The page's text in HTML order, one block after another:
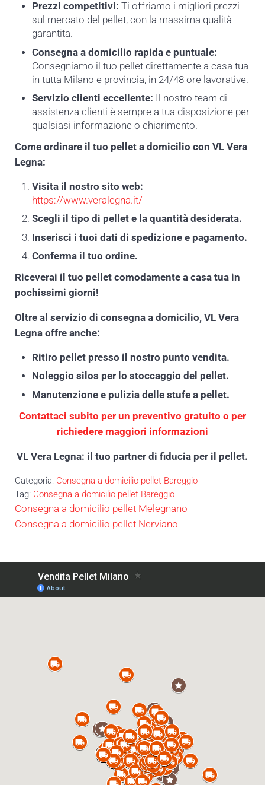
Prezzi competitivi: Ti offriamo i migliori prezzi
sul mercato del pellet, con la massima qualità
garantita.
Consegna a domicilio rapida e puntuale:
Consegniamo il tuo pellet direttamente a casa tua
in tutta Milano e provincia, in 24/48 ore lavorative.
Servizio clienti eccellente: Il nostro team di
assistenza clienti è sempre a tua disposizione per
qualsiasi informazione o chiarimento.
Come ordinare il tuo pellet a domicilio con VL Vera
Legna:
Visita il nostro sito web:
https://www.veralegna.it/
Scegli il tipo di pellet e la quantità desiderata.
Inserisci i tuoi dati di spedizione e pagamento.
Conferma il tuo ordine.
Riceverai il tuo pellet comodamente a casa tua in
pochissimi giorni!
Oltre al servizio di consegna a domicilio, VL Vera
Legna offre anche:
Ritiro pellet presso il nostro punto vendita.
Noleggio silos per lo stoccaggio del pellet.
Manutenzione e pulizia delle stufe a pellet.
Contattaci subito per un preventivo gratuito o per
richiedere maggiori informazioni
VL Vera Legna: il tuo partner di fiducia per il pellet.
Categoria: Consegna a domicilio pellet Bareggio
Tag: Consegna a domicilio pellet Bareggio
Post precedente:
Consegna a domicilio pellet Melegnano
Post successivo:
Consegna a domicilio pellet Nerviano